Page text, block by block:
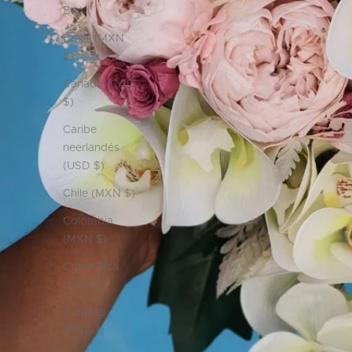
Bs.)
Brasil (MXN
$)
Canadá (CAD
$)
Caribe
neerlandés
(USD $)
Chile (MXN $)
Colombia
(MXN $)
Costa Rica
(CRC ₡)
Curazao
(ANG ƒ)